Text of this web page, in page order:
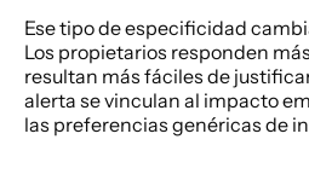
Ese tipo de especificidad
Los propietarios responden
resultan más fáciles de
alerta se vinculan al impacto
las preferencias genéricas de